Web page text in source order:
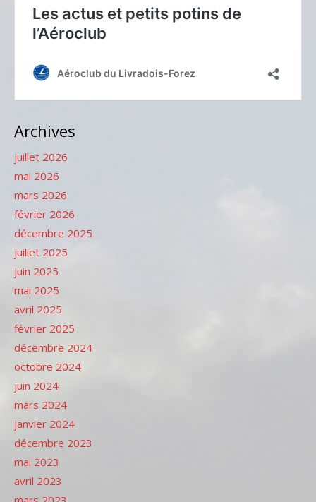
Archives
juillet 2026
mai 2026
mars 2026
février 2026
décembre 2025
juillet 2025
juin 2025
mai 2025
avril 2025
février 2025
décembre 2024
octobre 2024
juin 2024
mars 2024
janvier 2024
décembre 2023
mai 2023
avril 2023